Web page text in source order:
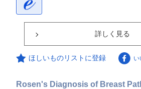
詳しく見る
ほしいものリストに登録 い
Rosen's Diagnosis of Breast